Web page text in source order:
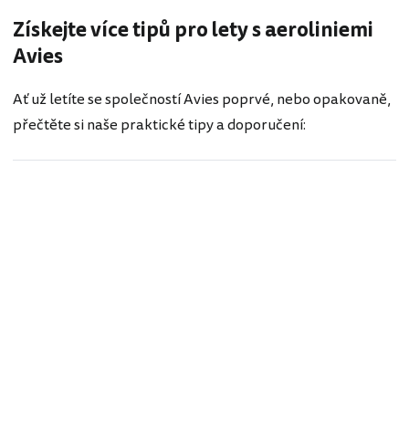
Získejte více tipů pro lety s aeroliniemi
Avies
Ať už letíte se společností Avies poprvé, nebo opakovaně,
přečtěte si naše praktické tipy a doporučení: